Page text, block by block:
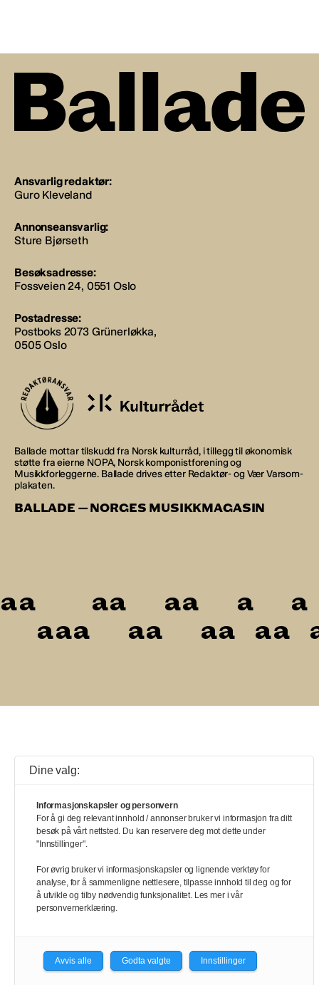
Ansvarlig redaktør:
Guro Kleveland
Annonseansvarlig:
Sture Bjørseth
Besøksadresse:
Fossveien 24, 0551 Oslo
Postadresse:
Postboks 2073 Grünerløkka,
0505 Oslo
Ballade mottar tilskudd fra Norsk kulturråd, i tillegg til økonomisk
støtte fra eierne NOPA, Norsk komponistforening og
Musikkforleggerne. Ballade drives etter Redaktør- og Vær Varsom-
plakaten.
BALLADE — NORGES MUSIKKMAGASIN
a a
a
a a
Dine valg:
Informasjonskapsler og personvern
For å gi deg relevant innhold / annonser bruker vi informasjon fra ditt
besøk på vårt nettsted. Du kan reservere deg mot dette under
"Innstillinger".
For øvrig bruker vi informasjonskapsler og lignende verktøy for
analyse, for å sammenligne nettlesere, tilpasse innhold til deg og for
å utvikle og tilby nødvendig funksjonalitet. Les mer i vår
personvernerklæring.
Avvis alle Godta valgte Innstillinger